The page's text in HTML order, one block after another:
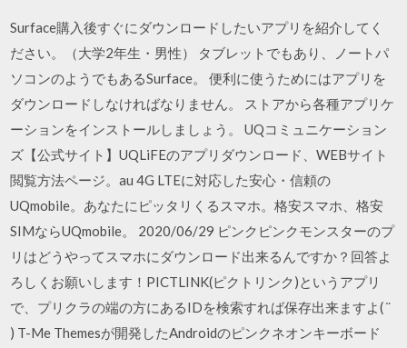
Surface購入後すぐにダウンロードしたいアプリを紹介してく
ださい。（大学2年生・男性） タブレットでもあり、ノートパ
ソコンのようでもあるSurface。 便利に使うためにはアプリを
ダウンロードしなければなりません。 ストアから各種アプリケ
ーションをインストールしましょう。 UQコミュニケーション
ズ【公式サイト】UQLiFEのアプリダウンロード、WEBサイト
閲覧方法ページ。au 4G LTEに対応した安心・信頼の
UQmobile。あなたにピッタリくるスマホ。格安スマホ、格安
SIMならUQmobile。 2020/06/29 ピンクピンクモンスターのプ
リはどうやってスマホにダウンロード出来るんですか？回答よ
ろしくお願いします！PICTLINK(ピクトリンク)というアプリ
で、プリクラの端の方にあるIDを検索すれば保存出来ますよ( ¨
) T-Me Themesが開発したAndroidのピンクネオンキーボード